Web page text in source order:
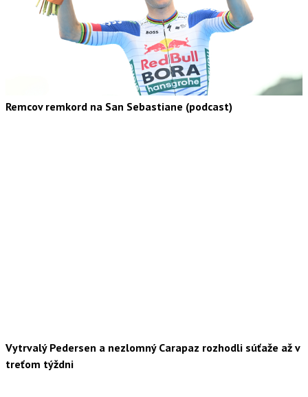
Remcov remkord na San Sebastiane (podcast)
Vytrvalý Pedersen a nezlomný Carapaz rozhodli súťaže až v
treťom týždni